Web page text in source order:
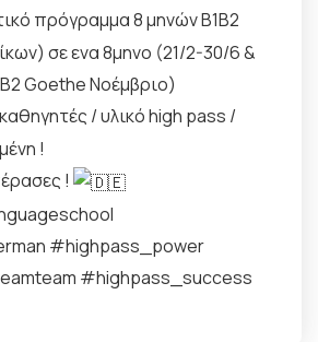
πρόγραμμα 8 μηνών Β1Β2
σε ενα 8μηνο (21/2-30/6 &
Goethe Νοέμβριο)
/ υλικό high pass /
!
!
#highpass_power
#highpass_success